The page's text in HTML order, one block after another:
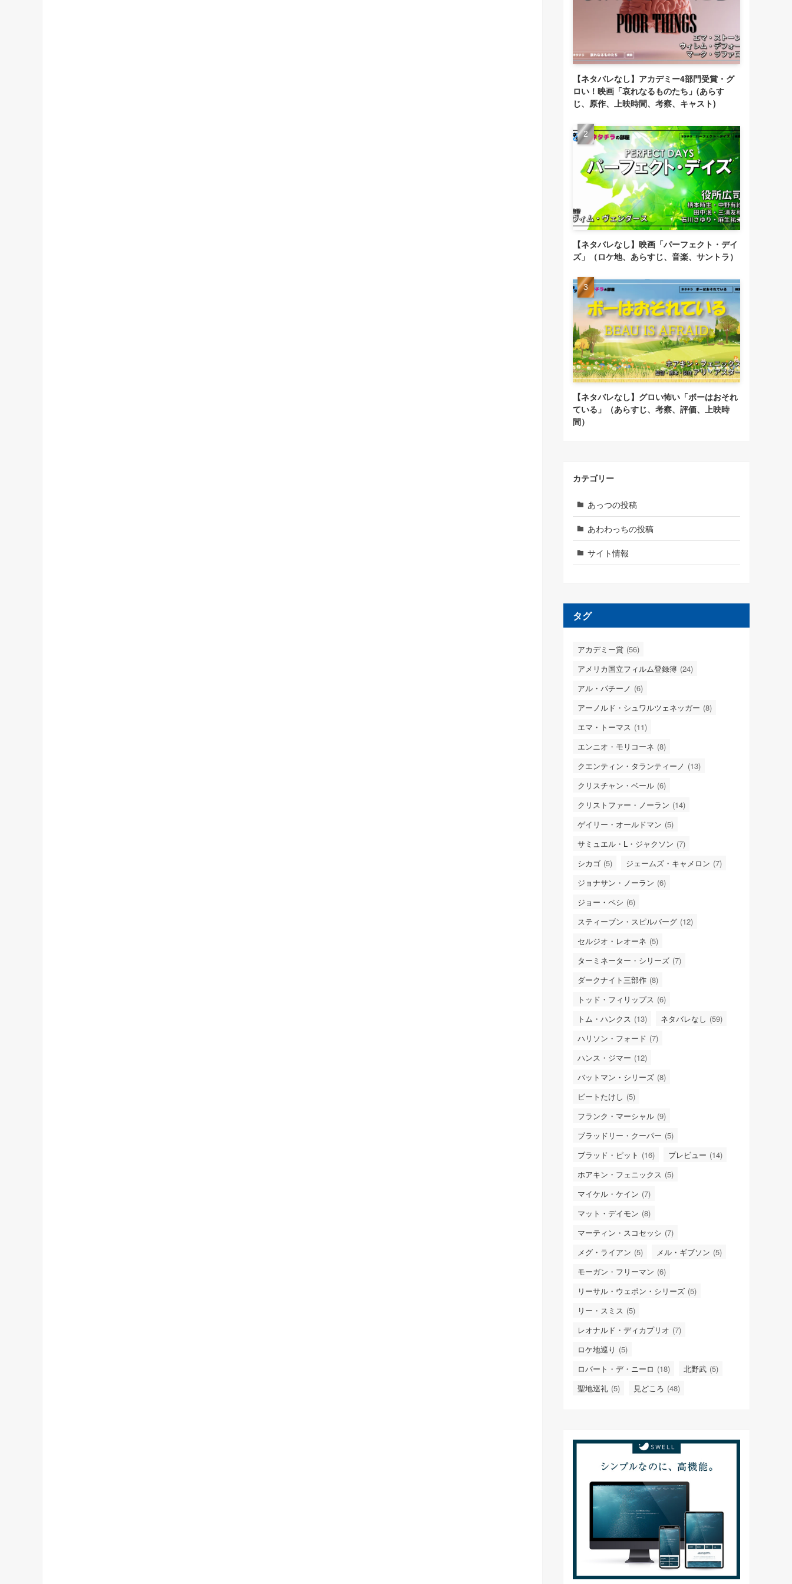
【ネタバレなし】アカデミー4部門受賞・グ
ロい！映画「哀れなるものたち」(あらす
じ、原作、上映時間、考察、キャスト)
【ネタバレなし】映画「パーフェクト・デイ
ズ」（ロケ地、あらすじ、音楽、サントラ）
【ネタバレなし】グロい怖い「ボーはおそれ
ている」（あらすじ、考察、評価、上映時
間）
カテゴリー
あっつの投稿
あわわっちの投稿
サイト情報
タグ
アカデミー賞 (56)
アメリカ国立フィルム登録簿 (24)
アル・パチーノ (6)
アーノルド・シュワルツェネッガー (8)
エマ・トーマス (11)
エンニオ・モリコーネ (8)
クエンティン・タランティーノ (13)
クリスチャン・ベール (6)
クリストファー・ノーラン (14)
ゲイリー・オールドマン (5)
サミュエル・L・ジャクソン (7)
シカゴ (5) ジェームズ・キャメロン (7)
ジョナサン・ノーラン (6)
ジョー・ペシ (6)
スティーブン・スピルバーグ (12)
セルジオ・レオーネ (5)
ターミネーター・シリーズ (7)
ダークナイト三部作 (8)
トッド・フィリップス (6)
トム・ハンクス (13) ネタバレなし (59)
ハリソン・フォード (7)
ハンス・ジマー (12)
バットマン・シリーズ (8)
ビートたけし (5)
フランク・マーシャル (9)
ブラッドリー・クーパー (5)
ブラッド・ピット (16) プレビュー (14)
ホアキン・フェニックス (5)
マイケル・ケイン (7)
マット・デイモン (8)
マーティン・スコセッシ (7)
メグ・ライアン (5) メル・ギブソン (5)
モーガン・フリーマン (6)
リーサル・ウェポン・シリーズ (5)
リー・スミス (5)
レオナルド・ディカプリオ (7)
ロケ地巡り (5)
ロバート・デ・ニーロ (18) 北野武 (5)
聖地巡礼 (5) 見どころ (48)